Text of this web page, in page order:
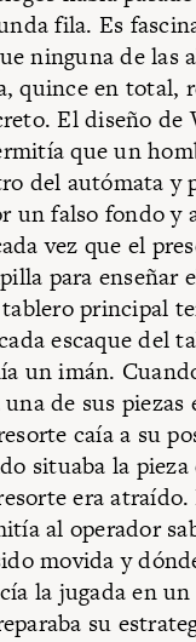
fila. Es
ninguna de las
quince en total,
El diseño de
que un
del autómata y
un falso fondo y
vez que el
para enseñar
principal
escaque del
un imán.
de sus piezas
caía a su
situaba la pieza
era atraído.
al operador
movida y
la jugada en
su